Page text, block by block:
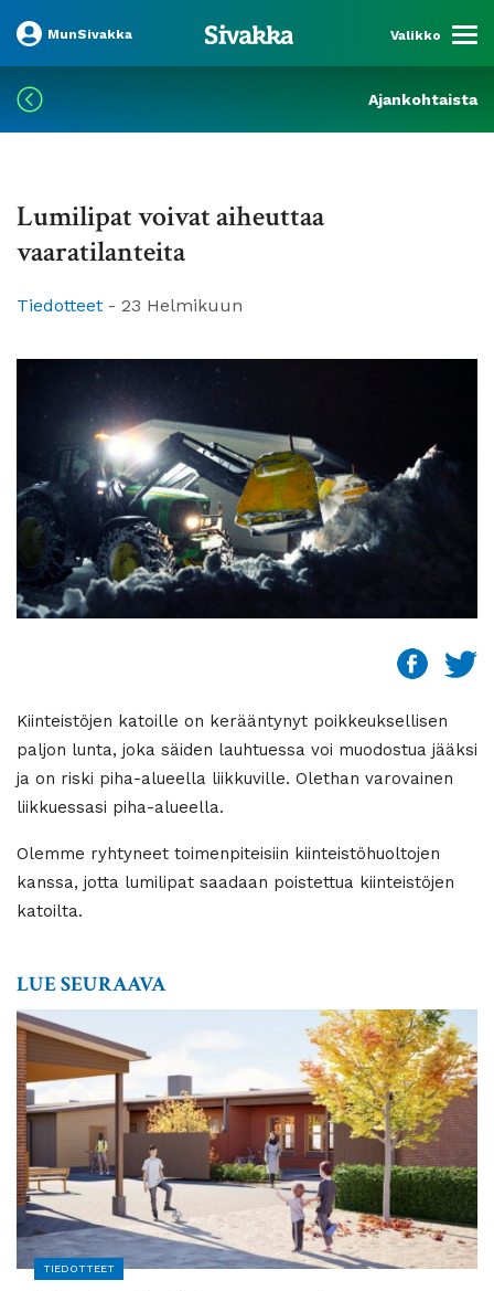
MunSivakka Valikko
Ajankohtaista
Lumilipat voivat aiheuttaa
vaaratilanteita
Tiedotteet - 23 Helmikuun
Kiinteistöjen katoille on kerääntynyt poikkeuksellisen
paljon lunta, joka säiden lauhtuessa voi muodostua jääksi
ja on riski piha-alueella liikkuville. Olethan varovainen
liikkuessasi piha-alueella.
Olemme ryhtyneet toimenpiteisiin kiinteistöhuoltojen
kanssa, jotta lumilipat saadaan poistettua kiinteistöjen
katoilta.
LUE SEURAAVA
TIEDOTTEET